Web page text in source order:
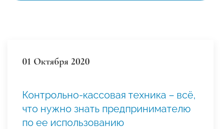
01 Октября 2020
Контрольно-кассовая техника – всё,
что нужно знать предпринимателю
по ее использованию